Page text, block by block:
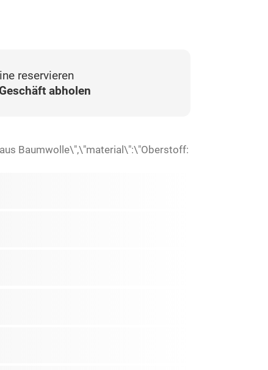
reservieren
abholen
Baumwolle\",\"material\":\"Oberstoff: